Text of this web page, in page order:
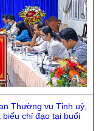
Thường vụ Tỉnh uỷ,
chỉ đạo tại buổi